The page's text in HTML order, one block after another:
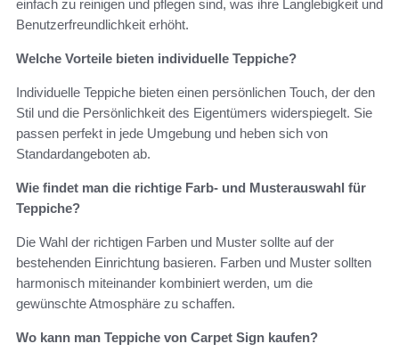
einfach zu reinigen und pflegen sind, was ihre Langlebigkeit und
Benutzerfreundlichkeit erhöht.
Welche Vorteile bieten individuelle Teppiche?
Individuelle Teppiche bieten einen persönlichen Touch, der den
Stil und die Persönlichkeit des Eigentümers widerspiegelt. Sie
passen perfekt in jede Umgebung und heben sich von
Standardangeboten ab.
Wie findet man die richtige Farb- und Musterauswahl für
Teppiche?
Die Wahl der richtigen Farben und Muster sollte auf der
bestehenden Einrichtung basieren. Farben und Muster sollten
harmonisch miteinander kombiniert werden, um die
gewünschte Atmosphäre zu schaffen.
Wo kann man Teppiche von Carpet Sign kaufen?